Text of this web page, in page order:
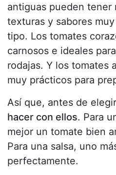
antiguas pueden tener
texturas y sabores
tipo. Los tomates
carnosos e ideales
rodajas. Y los tomates
muy prácticos para
Así que, antes de
hacer con ellos. Para
mejor un tomate bien
Para una salsa, uno
perfectamente.